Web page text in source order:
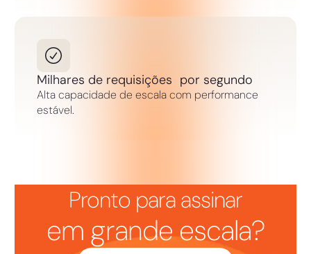
Milhares de requisições por segundo
Alta capacidade de escala com performance
estável.
Pronto para assinar
em grande escala?